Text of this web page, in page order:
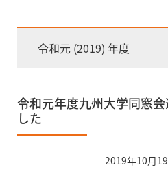
令和元 (2019) 年度
令和元年度九州大学同窓
した
2019年10月